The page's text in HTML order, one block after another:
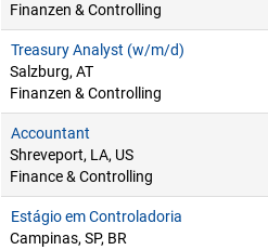
Finanzen & Controlling
Treasury Analyst (w/m/d)
Salzburg, AT
Finanzen & Controlling
Accountant
Shreveport, LA, US
Finance & Controlling
Estágio em Controladoria
Campinas, SP, BR